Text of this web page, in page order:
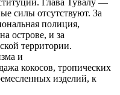
силы отсутствуют. За
полиция,
острове, и за
территории.
и
кокосов, тропических
изделий, к